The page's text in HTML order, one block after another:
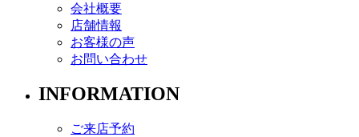
会社概要
店舗情報
お客様の声
お問い合わせ
INFORMATION
ご来店予約